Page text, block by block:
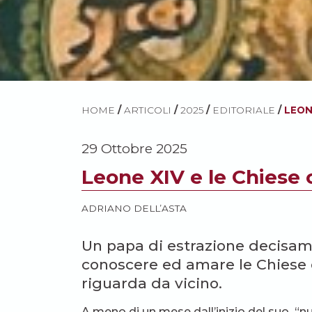
HOME / ARTICOLI / 2025 / EDITORIALE /
29 Ottobre 2025
Leone XIV e le
ADRIANO DELL’ASTA
Un papa di estrazione
conoscere ed amare le
riguarda da vicino.